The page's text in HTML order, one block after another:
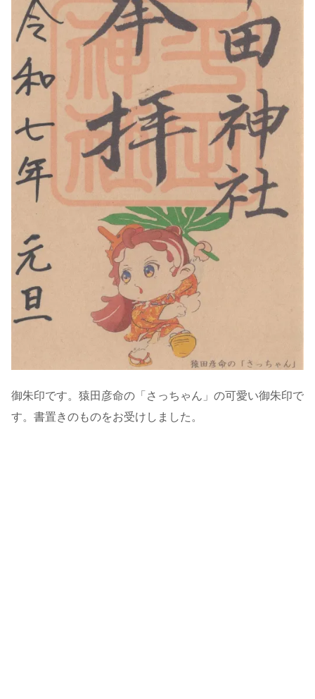
御朱印です。猿田彦命の「さっちゃん」の可愛い御朱印で
す。書置きのものをお受けしました。